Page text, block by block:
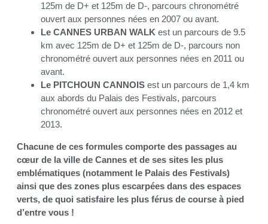
125m de D+ et 125m de D-, parcours chronométré
ouvert aux personnes nées en 2007 ou avant.
Le CANNES URBAN WALK est un parcours de 9.5
km avec 125m de D+ et 125m de D-, parcours non
chronométré ouvert aux personnes nées en 2011 ou
avant.
Le PITCHOUN CANNOIS est un parcours de 1,4 km
aux abords du Palais des Festivals, parcours
chronométré ouvert aux personnes nées en 2012 et
2013.
Chacune de ces formules comporte des passages au
cœur de la ville de Cannes et de ses sites les plus
emblématiques (notamment le Palais des Festivals)
ainsi que des zones plus escarpées dans des espaces
verts, de quoi satisfaire les plus férus de course à pied
d’entre vous !